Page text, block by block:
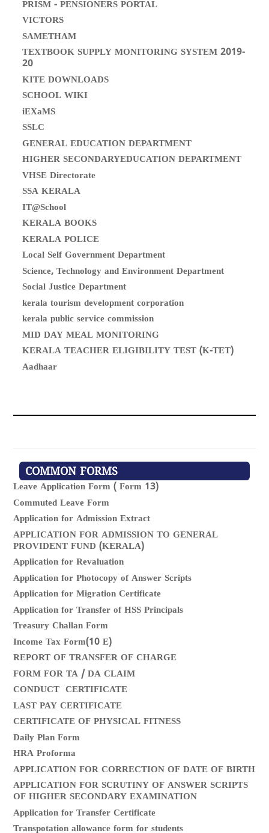
PRISM - PENSIONERS PORTAL
VICTORS
SAMETHAM
TEXTBOOK SUPPLY MONITORING SYSTEM 2019-
20
KITE DOWNLOADS
SCHOOL WIKI
iEXaMS
SSLC
GENERAL EDUCATION DEPARTMENT
HIGHER SECONDARYEDUCATION DEPARTMENT
VHSE Directorate
SSA KERALA
IT@School
KERALA BOOKS
KERALA POLICE
Local Self Government Department
Science, Technology and Environment Department
Social Justice Department
kerala tourism development corporation
kerala public service commission
MID DAY MEAL MONITORING
KERALA TEACHER ELIGIBILITY TEST (K-TET)
Aadhaar
COMMON FORMS
Leave Application Form ( Form 13)
Commuted Leave Form
Application for Admission Extract
APPLICATION FOR ADMISSION TO GENERAL
PROVIDENT FUND (KERALA)
Application for Revaluation
Application for Photocopy of Answer Scripts
Application for Migration Certificate
Application for Transfer of HSS Principals
Treasury Challan Form
Income Tax Form(10 E)
REPORT OF TRANSFER OF CHARGE
FORM FOR TA / DA CLAIM
CONDUCT CERTIFICATE
LAST PAY CERTIFICATE
CERTIFICATE OF PHYSICAL FITNESS
Daily Plan Form
HRA Proforma
APPLICATION FOR CORRECTION OF DATE OF BIRTH
APPLICATION FOR SCRUTINY OF ANSWER SCRIPTS
OF HIGHER SECONDARY EXAMINATION
Application for Transfer Certificate
Transpotation allowance form for students